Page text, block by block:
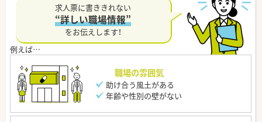
求人票に書ききれない
“詳しい職場情報”
をお伝えします！
職場の雰囲気
助け合う風土がある
年齢や性別の壁がない